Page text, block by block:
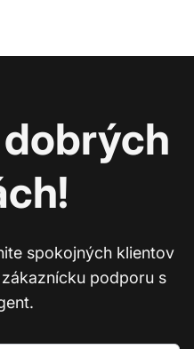
spokojných klientov
podporu s